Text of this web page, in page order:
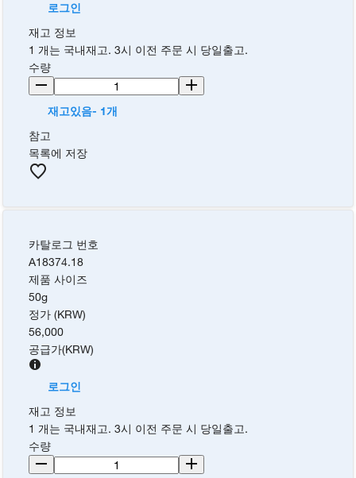
로그인
재고 정보
1 개는 국내재고. 3시 이전 주문 시 당일출고.
수량
재고있음- 1개
참고
목록에 저장
카탈로그 번호
A18374.18
제품 사이즈
50g
정가 (KRW)
56,000
공급가(KRW)
로그인
재고 정보
1 개는 국내재고. 3시 이전 주문 시 당일출고.
수량